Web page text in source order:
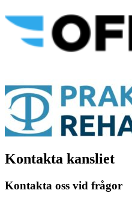
Kontakta kansliet
Kontakta oss vid frågor